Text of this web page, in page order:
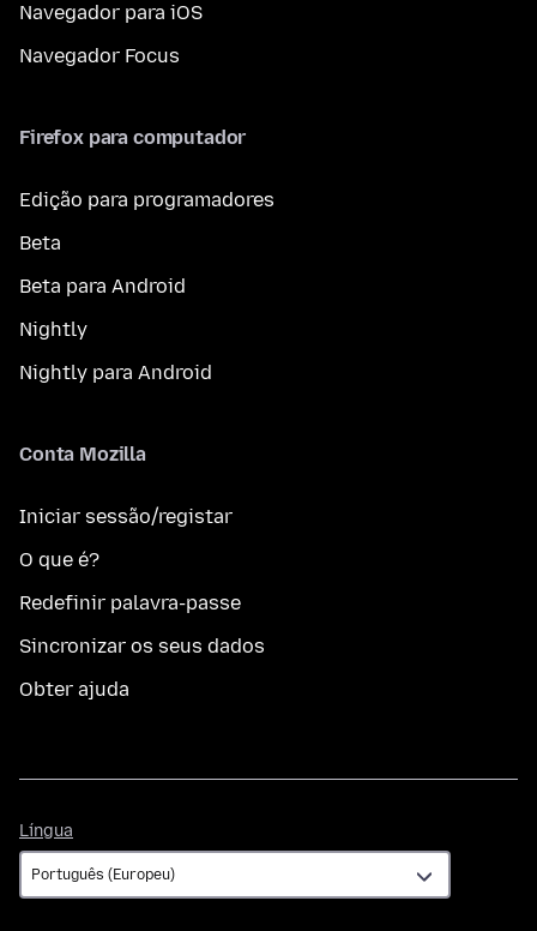
Navegador para iOS
Navegador Focus
Firefox para computador
Edição para programadores
Beta
Beta para Android
Nightly
Nightly para Android
Conta Mozilla
Iniciar sessão/registar
O que é?
Redefinir palavra-passe
Sincronizar os seus dados
Obter ajuda
Língua